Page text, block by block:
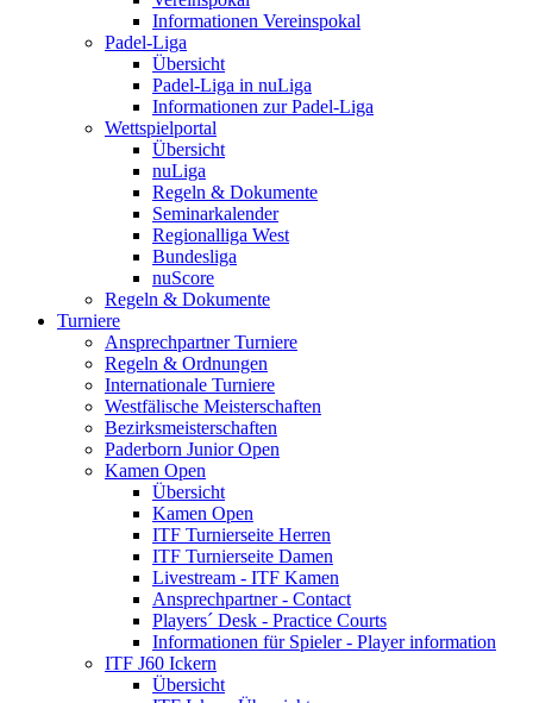
Informationen Vereinspokal
Padel-Liga
Übersicht
Padel-Liga in nuLiga
Informationen zur Padel-Liga
Wettspielportal
Übersicht
nuLiga
Regeln & Dokumente
Seminarkalender
Regionalliga West
Bundesliga
nuScore
Regeln & Dokumente
Turniere
Ansprechpartner Turniere
Regeln & Ordnungen
Internationale Turniere
Westfälische Meisterschaften
Bezirksmeisterschaften
Paderborn Junior Open
Kamen Open
Übersicht
Kamen Open
ITF Turnierseite Herren
ITF Turnierseite Damen
Livestream - ITF Kamen
Ansprechpartner - Contact
Players´ Desk - Practice Courts
Informationen für Spieler - Player information
ITF J60 Ickern
Übersicht